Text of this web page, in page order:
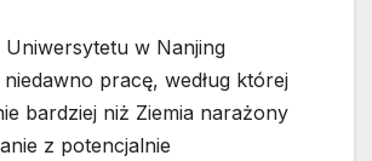
w Nanjing
pracę, według której
bardziej niż Ziemia narażony
z potencjalnie